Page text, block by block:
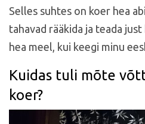
Selles suhtes on koer hea
tahavad rääkida ja teada
hea meel, kui keegi minu
Kuidas tuli mõte
koer?